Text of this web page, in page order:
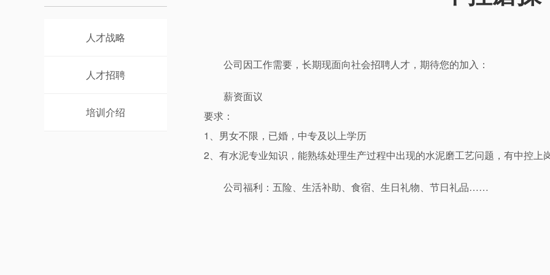
人才战略
人才招聘
培训介绍
公司因工作需要，长期现面向社会招聘人才，期待您的加入：
薪资面议
要求：
1、男女不限，已婚，中专及以上学历
2、有水泥专业知识，能熟练处理生产过程中出现的水泥磨工艺问题，有中控上
公司福利：五险、生活补助、食宿、生日礼物、节日礼品……